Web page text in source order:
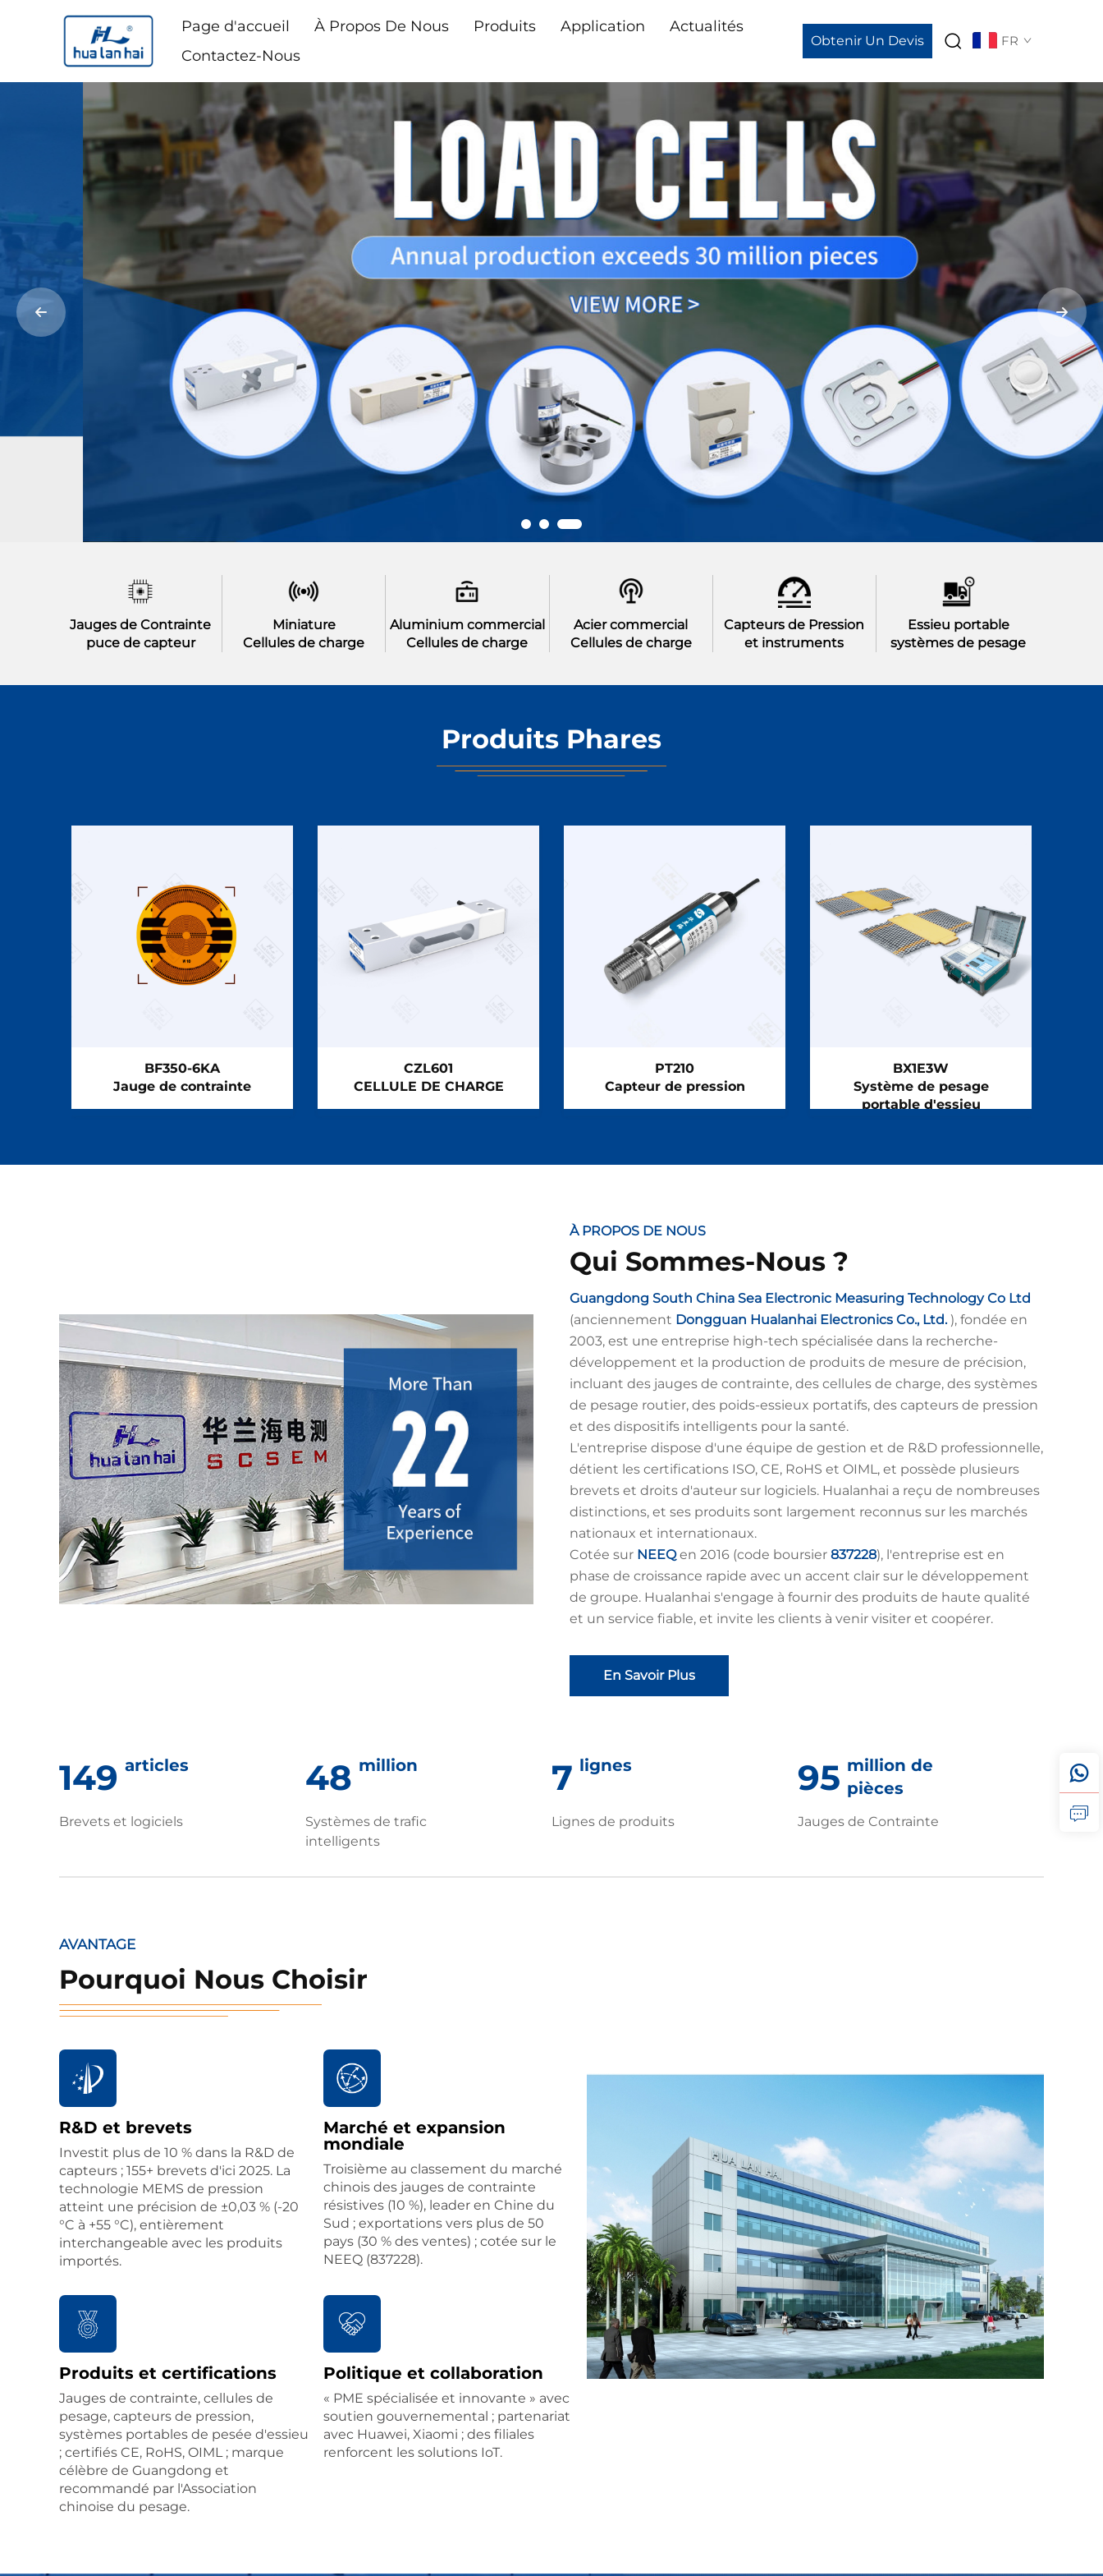
Page d'accueil À Propos De Nous Produits Application
Actualités
Contactez-Nous
Obtenir Un Devis FR
Jauges de Contrainte
puce de capteur
Miniature
Cellules de charge
Aluminium commercial
Cellules de charge
Acier commercial
Cellules de charge
Capteurs de Pression
et instruments
Essieu portable
systèmes de pesage
Produits Phares
BF350-6KA
Jauge de contrainte
CZL601
CELLULE DE CHARGE
PT210
Capteur de pression
BX1E3W
Système de pesage
portable d'essieu
À PROPOS DE NOUS
Qui Sommes-Nous ?
Guangdong South China Sea Electronic Measuring Technology Co Ltd
(anciennement Dongguan Hualanhai Electronics Co., Ltd. ), fondée en
2003, est une entreprise high-tech spécialisée dans la recherche-
développement et la production de produits de mesure de précision,
incluant des jauges de contrainte, des cellules de charge, des systèmes
de pesage routier, des poids-essieux portatifs, des capteurs de pression
et des dispositifs intelligents pour la santé.
L'entreprise dispose d'une équipe de gestion et de R&D professionnelle,
détient les certifications ISO, CE, RoHS et OIML, et possède plusieurs
brevets et droits d'auteur sur logiciels. Hualanhai a reçu de nombreuses
distinctions, et ses produits sont largement reconnus sur les marchés
nationaux et internationaux.
Cotée sur NEEQen 2016 (code boursier 837228), l'entreprise est en
phase de croissance rapide avec un accent clair sur le développement
de groupe. Hualanhai s'engage à fournir des produits de haute qualité
et un service fiable, et invite les clients à venir visiter et coopérer.
En Savoir Plus
155 articles
Brevets et logiciels
50 million
Systèmes de trafic
intelligents
7 lignes
Lignes de produits
100 million de
pièces
Jauges de Contrainte
AVANTAGE
Pourquoi Nous Choisir
R&D et brevets
Investit plus de 10 % dans la R&D de
capteurs ; 155+ brevets d'ici 2025. La
technologie MEMS de pression
atteint une précision de ±0,03 % (-20
°C à +55 °C), entièrement
interchangeable avec les produits
importés.
Marché et expansion
mondiale
Troisième au classement du marché
chinois des jauges de contrainte
résistives (10 %), leader en Chine du
Sud ; exportations vers plus de 50
pays (30 % des ventes) ; cotée sur le
NEEQ (837228).
Produits et certifications
Jauges de contrainte, cellules de
pesage, capteurs de pression,
systèmes portables de pesée d'essieu
; certifiés CE, RoHS, OIML ; marque
célèbre de Guangdong et
recommandé par l'Association
chinoise du pesage.
Politique et collaboration
« PME spécialisée et innovante » avec
soutien gouvernemental ; partenariat
avec Huawei, Xiaomi ; des filiales
renforcent les solutions IoT.